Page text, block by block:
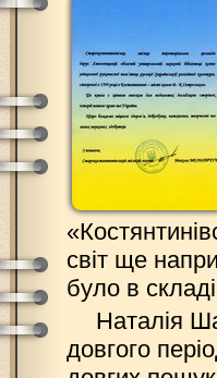
світ ще
було в
Наталія
довгого